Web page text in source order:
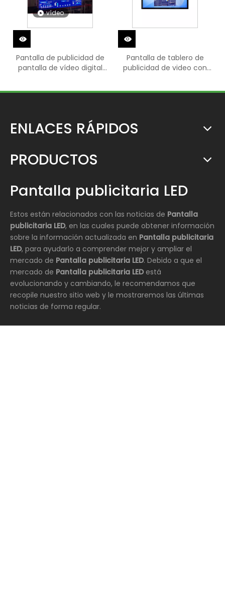
vídeo
Pantalla de publicidad de
pantalla de vídeo digital
Pantalla de tablero de
publicidad de video con
ENLACES RÁPIDOS
PRODUCTOS
Pantalla publicitaria LED
Estos están relacionados con las noticias de Pantalla
publicitaria LED, en las cuales puede obtener información
sobre la información actualizada en Pantalla publicitaria
LED, para ayudarlo a comprender mejor y ampliar el
mercado de Pantalla publicitaria LED. Debido a que el
mercado de Pantalla publicitaria LED está
evolucionando y cambiando, le recomendamos que
recopile nuestro sitio web y le mostraremos las últimas
noticias de forma regular.